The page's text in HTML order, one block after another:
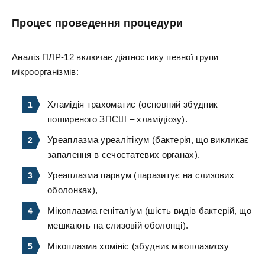
Процес проведення процедури
Аналіз ПЛР-12 включає діагностику певної групи
мікроорганізмів:
Хламідія трахоматис (основний збудник
поширеного ЗПСШ – хламідіозу).
Уреаплазма уреалітікум (бактерія, що викликає
запалення в сечостатевих органах).
Уреаплазма парвум (паразитує на слизових
оболонках),
Мікоплазма геніталіум (шість видів бактерій, що
мешкають на слизовій оболонці).
Мікоплазма хомініс (збудник мікоплазмозу